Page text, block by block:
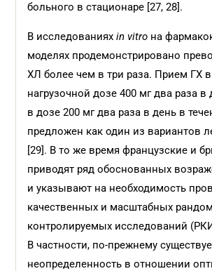
больного в стационаре [27, 28].
В исследованияхin vitro на
моделях продемонстрировано
ХЛ более чем в три раза. Прием ГХ в
нагрузочной дозе 400 мг два раза в
в дозе 200 мг два раза в день в
предложен как один из вариантов
[29]. В то же время французские и
приводят ряд обоснованных
и указывают на необходимость
качественных и масштабных
контролируемых исследований
В частности, по-прежнему
неопределенность в отношении